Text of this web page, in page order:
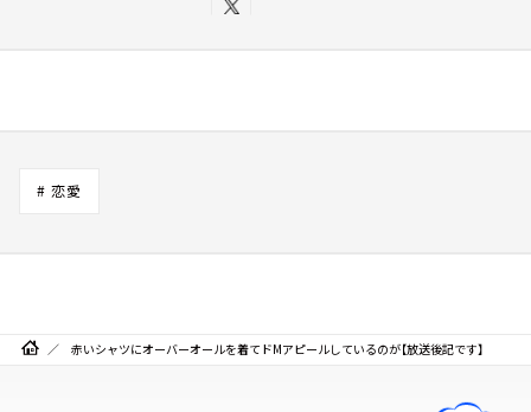
# 恋愛
赤いシャツにオーバーオールを着てドMアピールしているのが【放送後記です】